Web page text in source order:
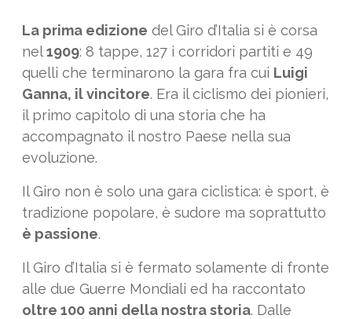
La prima edizione del Giro d’Italia si è corsa
nel1909: 8 tappe, 127 i corridori partiti e 49
quelli che terminarono la gara fra cui Luigi
Ganna, il vincitore. Era il ciclismo dei pionieri,
il primo capitolo di una storia che ha
accompagnato il nostro Paese nella sua
evoluzione.
Il Giro non è solo una gara ciclistica: è sport, è
tradizione popolare, è sudore ma soprattutto
è passione.
Il Giro d’Italia si è fermato solamente di fronte
alle due Guerre Mondiali ed ha raccontato
oltre 100 anni della nostra storia. Dalle